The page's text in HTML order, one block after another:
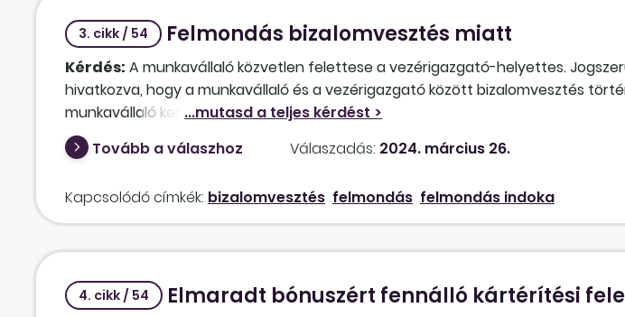
3. cikk / 54 Felmondás bizalomvesztés miatt
Kérdés: A munkavállaló közvetlen felettese a vezérigazgató-helyettes.
hivatkozva, hogy a munkavállaló és a vezérigazgató között bizalomvesztés
munkavállaló keresetet indít, milyen ítéletre számíthat (pénzbeli kártérítés vagy
Tovább a válaszhoz
Válaszadás: 2024. március 26.
Kapcsolódó címkék: bizalomvesztés felmondás felmondás indoka
4. cikk / 54 Elmaradt bónuszért fennálló kártérítési